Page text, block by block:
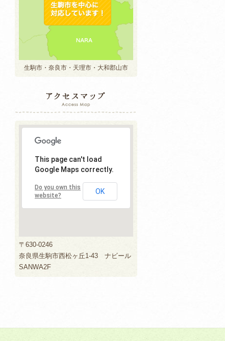
生駒市・奈良市・天理市・大和郡山市
This page can't load
Google Maps correctly.
Do you own this
website?
OK
〒630-0246
奈良県生駒市西松ヶ丘1-43 ナビール
SANWA2F